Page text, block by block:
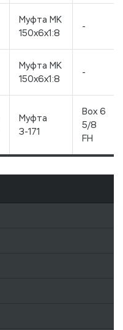
Муфта МК
150x6x1:8
-
Муфта МК
150x6x1:8
-
Муфта
З-171
Box 6
5/8
FH